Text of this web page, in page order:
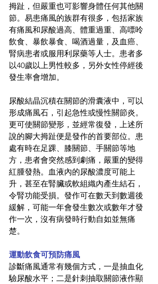
拇趾，但嚴重也可影響身體任何其他關
節。易患痛風的族群有很多，包括家族
有痛風和尿酸過高、體重過重、高嘌呤
飲食、暴飲暴食、喝酒過量，及血癌、
腎病患者或服用利尿藥等人士。患者多
以40歲以上男性較多，另外女性停經後
發生率會增加。
尿酸結晶沉積在關節的滑囊液中，可以
形成痛風石，引起急性或慢性關節炎。
更可使關節變形，並經常復發，上述所
說的腳大拇趾便是發作的首要部位。患
處有時在足踝、膝關節、手關節等地
方，患者會突然感到劇痛，嚴重的變得
紅腫發熱。血液內的尿酸濃度可能上
升，甚至在腎臟或軟組織內產生結石，
令腎功能受損。發作可在數天到數週後
緩解，可能一年會發生數次或數年才發
作一次，沒有病發時行動自如並無痛
楚。
運動飲食可預防痛風
診斷痛風通常有幾個方式，一是抽血化
驗尿酸水平；二是針刺抽取關節液作顯